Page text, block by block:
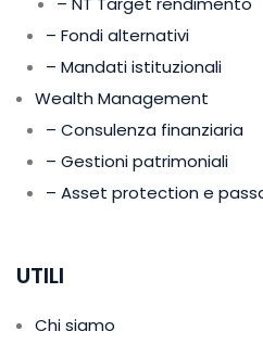
– Fondi alternativi
– Mandati istituzionali
Wealth Management
– Consulenza finanziaria
– Gestioni patrimoniali
– Asset protection e
UTILI
Chi siamo